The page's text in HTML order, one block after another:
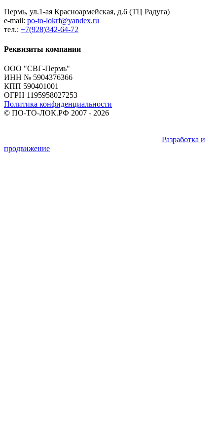
Пермь, ул.1-ая Красноармейская, д.6 (ТЦ Радуга)
e-mail: po-to-lokrf@yandex.ru
тел.: +7(928)342-64-72
Реквизиты компании
ООО "СВГ-Пермь"
ИНН № 5904376366
КПП 590401001
ОГРН 1195958027253
Политика конфиденциальности
© ПО-ТО-ЛОК.РФ 2007 - 2026
Разработка и
продвижение